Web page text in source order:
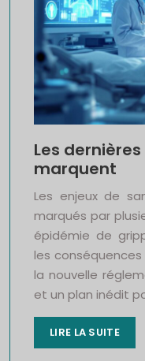
Les
marquent
Les enjeux de
marqués par
épidémie de
les
la nouvelle
et un plan inédit
LIRE LA SUITE